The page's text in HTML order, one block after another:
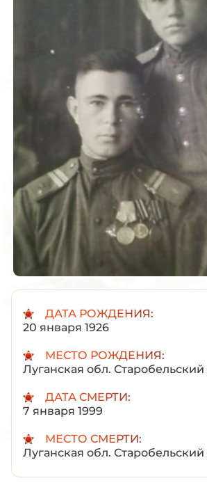
ДАТА РОЖДЕНИЯ:
20 января 1926
МЕСТО РОЖДЕНИЯ:
Луганская обл.
ДАТА СМЕРТИ:
7 января 1999
МЕСТО СМЕРТИ:
Луганская обл.